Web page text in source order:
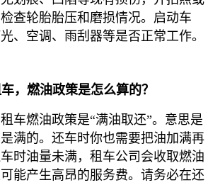
查轮胎胎压和磨损情况。启动车
、空调、雨刮器等是否正常工作。
，燃油政策是怎么算的？
车燃油政策是“满油取还”。意思是
满的。还车时你也需要把油加满再
时油量未满，租车公司会收取燃油
能产生高昂的服务费。请务必在还